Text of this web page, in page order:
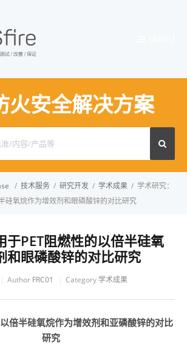
火安全解决方案
/ 技术服务 / 研究开发 / 学术成果 / 学术研究：
硅氧烷作为增效剂和眼磷酸锌的对比研究
于PET阻燃性的以倍半硅氧
和眼磷酸锌的对比研究
Author FRC01 Category学术成果
倍半硅氧烷作为增效剂和亚磷酸锌的对比
研究